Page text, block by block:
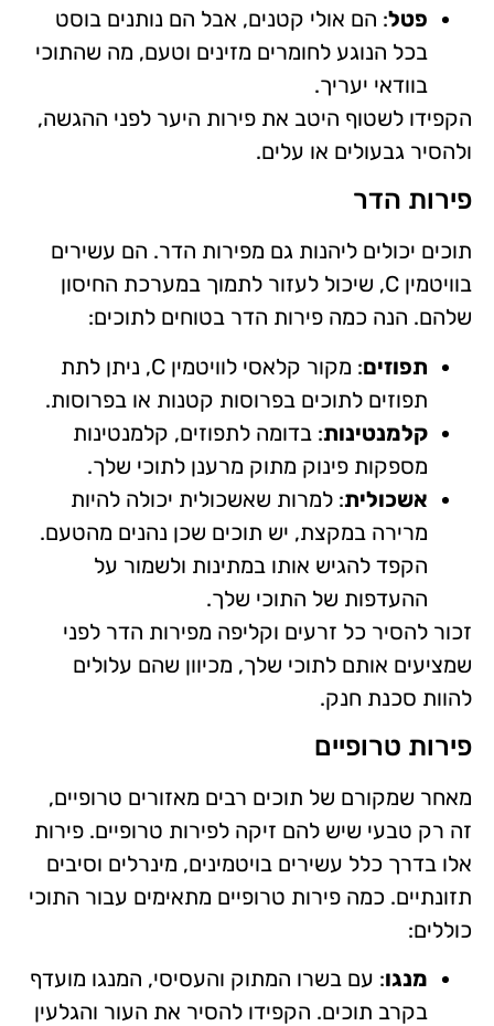
פטל: הם אולי קטנים, אבל הם נותנים בוסט
בכל הנוגע לחומרים מזינים וטעם, מה שהתוכי
בוודאי יעריך.
הקפידו לשטוף היטב את פירות היער לפני ההגשה,
ולהסיר גבעולים או עלים.
פירות הדר
תוכים יכולים ליהנות גם מפירות הדר. הם עשירים
בוויטמין C, שיכול לעזור לתמוך במערכת החיסון
שלהם. הנה כמה פירות הדר בטוחים לתוכים:
תפוזים
: מקור קלאסי לוויטמין C, ניתן לתת
תפוזים לתוכים בפרוסות קטנות או בפרוסות.
קלמנטינות: בדומה לתפוזים, קלמנטינות
מספקות פינוק מתוק מרענן לתוכי שלך.
אשכולית: למרות שאשכולית יכולה להיות
מרירה במקצת, יש תוכים שכן נהנים מהטעם.
הקפד להגיש אותו במתינות ולשמור על
ההעדפות של התוכי שלך.
זכור להסיר כל זרעים וקליפה מפירות הדר לפני
שמציעים אותם לתוכי שלך, מכיוון שהם עלולים
להוות סכנת חנק.
פירות טרופיים
מאחר שמקורם של תוכים רבים מאזורים טרופיים,
זה רק טבעי שיש להם זיקה לפירות טרופיים. פירות
אלו בדרך כלל עשירים בויטמינים, מינרלים וסיבים
תזונתיים. כמה פירות טרופיים מתאימים עבור התוכי
כוללים:
מנגו: עם בשרו המתוק והעסיסי, המנגו מועדף
בקרב תוכים. הקפידו להסיר את העור והגלעין